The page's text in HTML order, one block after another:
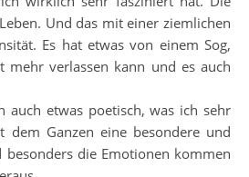
Und das mit einer ziemlichen
Es hat etwas von einem Sog,
mehr verlassen kann und es auch
auch etwas poetisch, was ich sehr
dem Ganzen eine besondere und
die Emotionen kommen